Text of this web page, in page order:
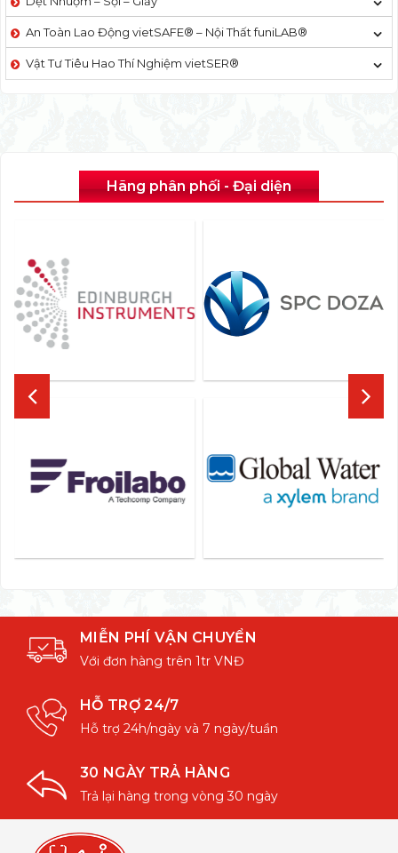
An Toàn Lao Động vietSAFE® – Nội Thất funiLAB®
Vật Tư Tiêu Hao Thí Nghiệm vietSER®
Hãng phân phối - Đại diện
MIỄN PHÍ VẬN CHUYỂN
Với đơn hàng trên 1tr VNĐ
HỖ TRỢ 24/7
Hỗ trợ 24h/ngày và 7 ngày/tuần
30 NGÀY TRẢ HÀNG
Trả lại hàng trong vòng 30 ngày